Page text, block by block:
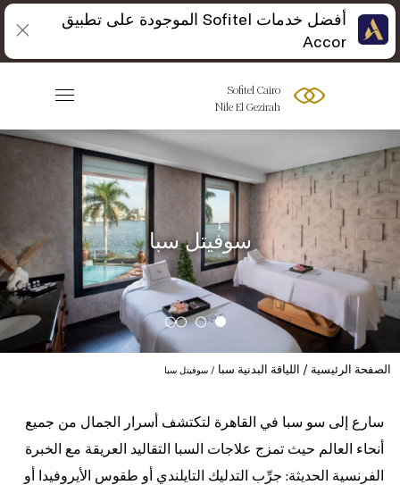
Sofitel Cairo
Nile El Gezirah
سوفيتل سبا
الصفحة الرئيسية اللياقة البدنية سبا سوفيتل سبا
سارع إلى سو سبا في القاهرة لتكتشف أسرار الجمال من جميع
أنحاء العالم حيث تمزج علاجات السبا التقاليد العريقة مع الخبرة
الفرنسية الحديثة: جرِّب التدليك التايلندي أو طقوس الأيروفيدا أو
أفضل خدمات Sofitel الموجودة على تطبيق
Accor